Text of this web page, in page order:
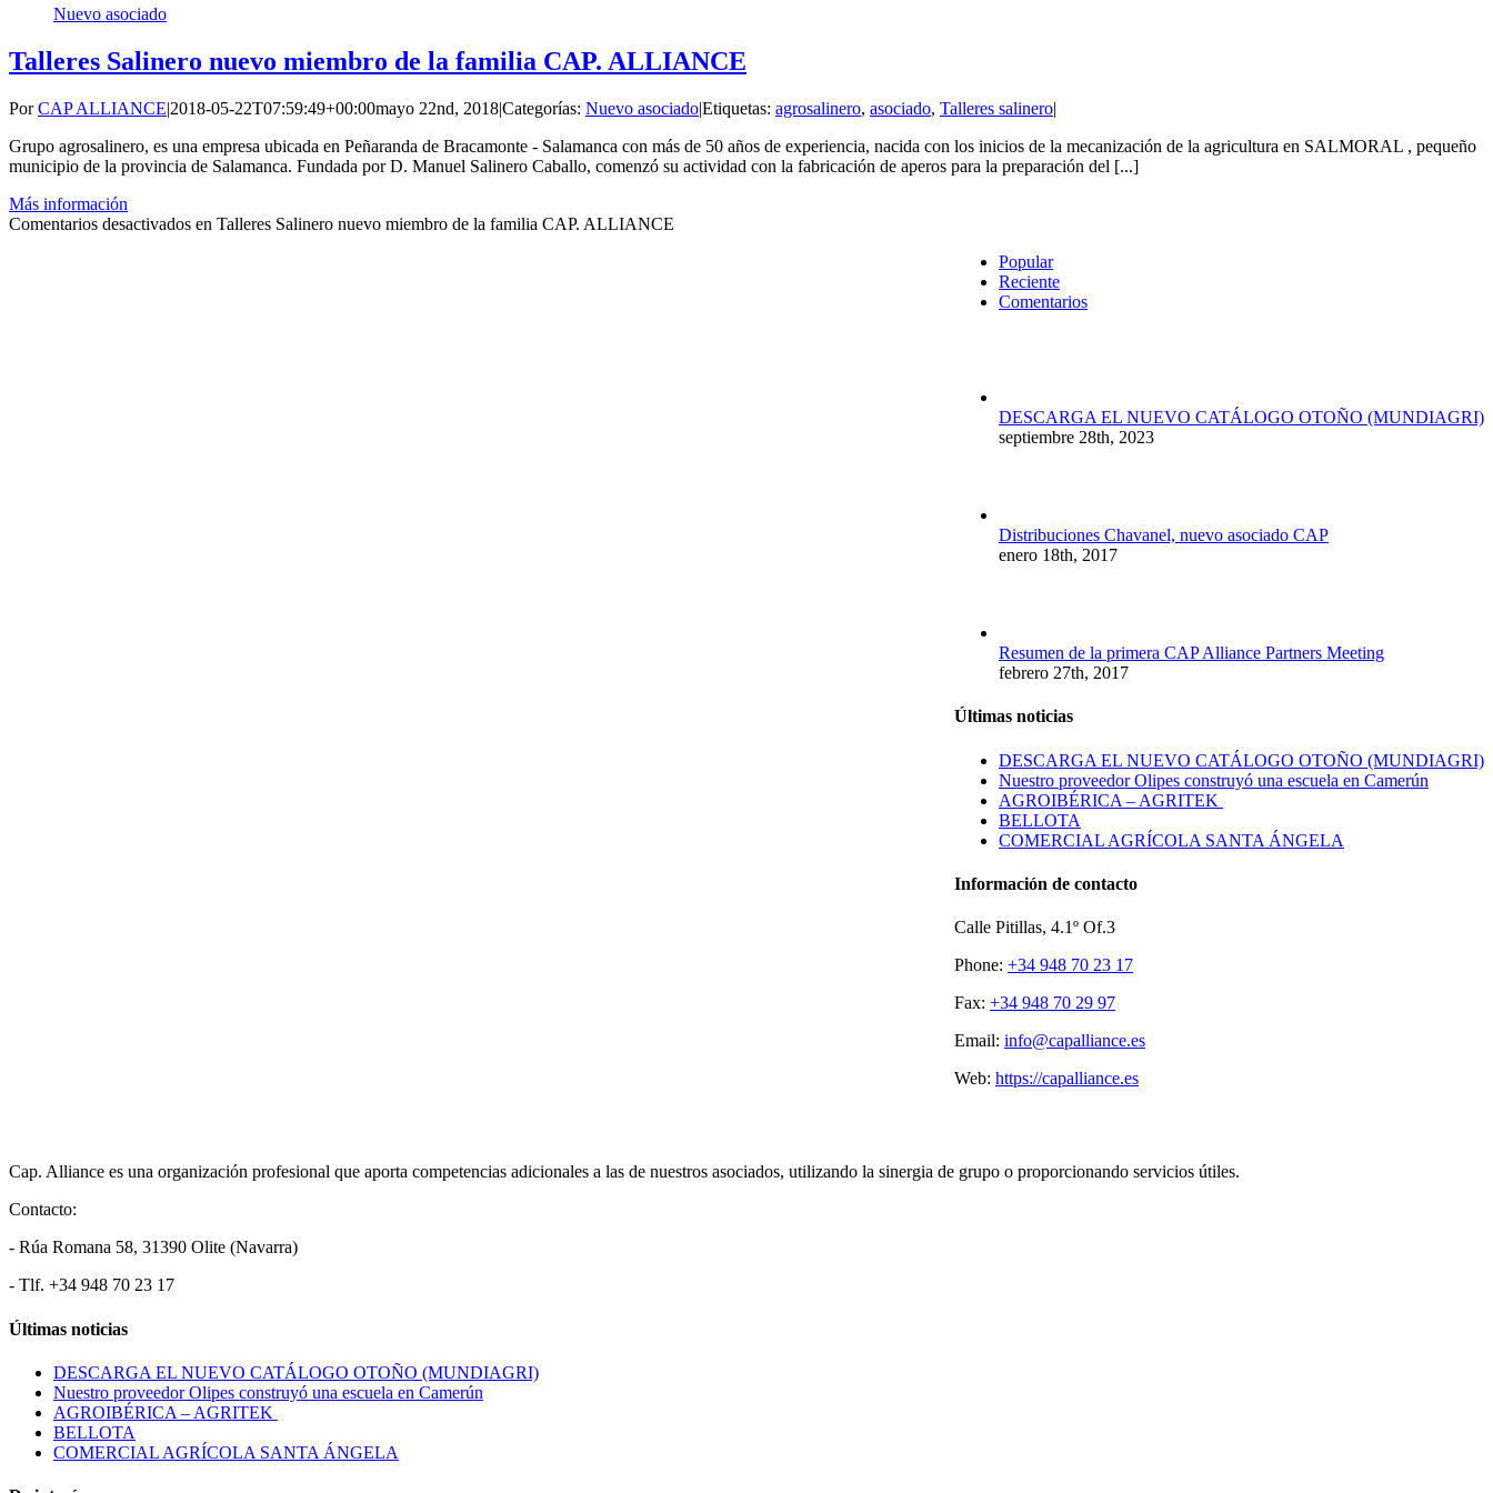
Nuevo asociado
Talleres Salinero nuevo miembro de la familia CAP. ALLIANCE
PorCAP ALLIANCE|2018-05-22T07:59:49+00:00mayo 22nd, 2018|Categorías: Nuevo asociado|Etiquetas: agrosalinero, asociado, Talleres salinero|
Grupo agrosalinero, es una empresa ubicada en Peñaranda de Bracamonte - Salamanca con más de 50 años de experiencia, nacida con los inicios de la mecanización de la agricultura en SALMORAL , pequeño
municipio de la provincia de Salamanca. Fundada por D. Manuel Salinero Caballo, comenzó su actividad con la fabricación de aperos para la preparación del [...]
Más información
Comentarios desactivados en Talleres Salinero nuevo miembro de la familia CAP. ALLIANCE
Popular
Reciente
Comentarios
DESCARGA EL NUEVO CATÁLOGO OTOÑO (MUNDIAGRI)
septiembre 28th, 2023
Distribuciones Chavanel, nuevo asociado CAP
enero 18th, 2017
Resumen de la primera CAP Alliance Partners Meeting
febrero 27th, 2017
Últimas noticias
DESCARGA EL NUEVO CATÁLOGO OTOÑO (MUNDIAGRI)
Nuestro proveedor Olipes construyó una escuela en Camerún
AGROIBÉRICA – AGRITEK
BELLOTA
COMERCIAL AGRÍCOLA SANTA ÁNGELA
Información de contacto
Calle Pitillas, 4.1º Of.3
Phone: +34 948 70 23 17
Fax: +34 948 70 29 97
Email: info@capalliance.es
Web: https://capalliance.es
Cap. Alliance es una organización profesional que aporta competencias adicionales a las de nuestros asociados, utilizando la sinergia de grupo o proporcionando servicios útiles.
Contacto:
- Rúa Romana 58, 31390 Olite (Navarra)
- Tlf. +34 948 70 23 17
Últimas noticias
DESCARGA EL NUEVO CATÁLOGO OTOÑO (MUNDIAGRI)
Nuestro proveedor Olipes construyó una escuela en Camerún
AGROIBÉRICA – AGRITEK
BELLOTA
COMERCIAL AGRÍCOLA SANTA ÁNGELA